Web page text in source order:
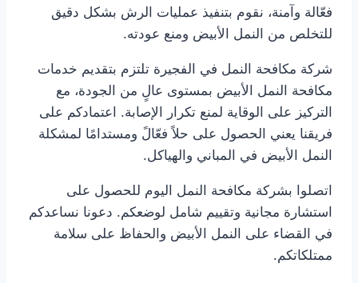
فعّالة وآمنة، نقوم بتنفيذ عمليات الرش بشكل دقيق
للتخلص من النمل الأبيض ومنع عودته.
شركة مكافحة النمل في الفجيرة تلتزم بتقديم خدمات
مكافحة النمل الأبيض بمستوى عالٍ من الجودة، مع
التركيز على الوقاية لمنع تكرار الإصابة. اعتمادكم على
فريقنا يعني الحصول على حلاً فعّالً ومستدامًا لمشكلة
النمل الأبيض في المباني والهياكل.
اتصلوا بشركة مكافحة النمل اليوم للحصول على
استشارة مجانية وتقييم شامل لوضعكم. دعونا نساعدكم
في القضاء على النمل الأبيض والحفاظ على سلامة
ممتلكاتكم.